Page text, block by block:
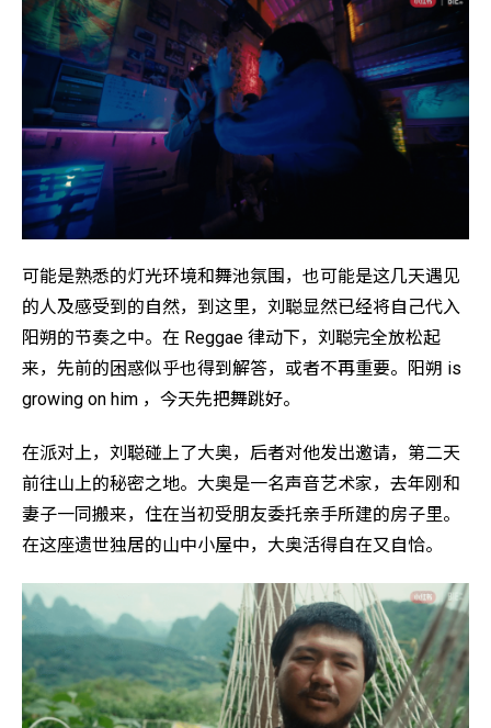
可能是熟悉的灯光环境和舞池氛围，也可能是这几天遇见
的人及感受到的自然，到这里，刘聪显然已经将自己代入
阳朔的节奏之中。在 Reggae 律动下，刘聪完全放松起
来，先前的困惑似乎也得到解答，或者不再重要。阳朔 is
growing on him ，今天先把舞跳好。
在派对上，刘聪碰上了大奥，后者对他发出邀请，第二天
前往山上的秘密之地。大奥是一名声音艺术家，去年刚和
妻子一同搬来，住在当初受朋友委托亲手所建的房子里。
在这座遗世独居的山中小屋中，大奥活得自在又自恰。